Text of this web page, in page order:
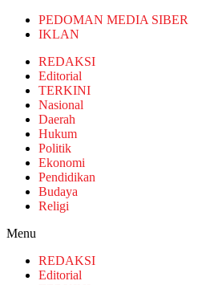
PEDOMAN MEDIA SIBER
IKLAN
REDAKSI
Editorial
TERKINI
Nasional
Daerah
Hukum
Politik
Ekonomi
Pendidikan
Budaya
Religi
Menu
REDAKSI
Editorial